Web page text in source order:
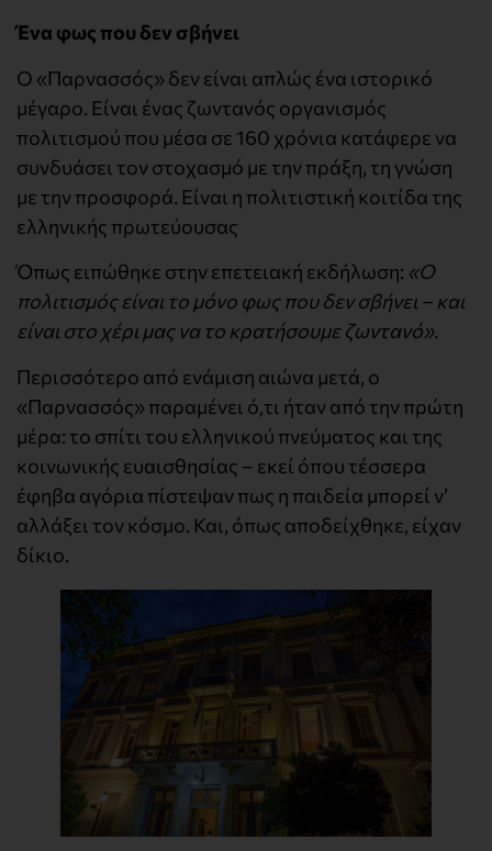
Ένα φως που δεν σβήνει
Ο «Παρνασσός» δεν είναι απλώς ένα ιστορικό
μέγαρο. Είναι ένας ζωντανός οργανισμός
πολιτισμού που μέσα σε 160 χρόνια κατάφερε να
συνδυάσει τον στοχασμό με την πράξη, τη γνώση
με την προσφορά. Είναι η πολιτιστική κοιτίδα της
ελληνικής πρωτεύουσας
Όπως ειπώθηκε στην επετειακή εκδήλωση: «Ο
πολιτισμός είναι το μόνο φως που δεν σβήνει – και
είναι στο χέρι μας να το κρατήσουμε ζωντανό».
Περισσότερο από ενάμιση αιώνα μετά, ο
«Παρνασσός» παραμένει ό,τι ήταν από την πρώτη
μέρα: το σπίτι του ελληνικού πνεύματος και της
κοινωνικής ευαισθησίας – εκεί όπου τέσσερα
έφηβα αγόρια πίστεψαν πως η παιδεία μπορεί ν’
αλλάξει τον κόσμο. Και, όπως αποδείχθηκε, είχαν
δίκιο.